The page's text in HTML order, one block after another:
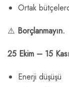
Ortak
⚠️ Borçlanmayın.
25 Ekim – 15
Enerji düşüşü